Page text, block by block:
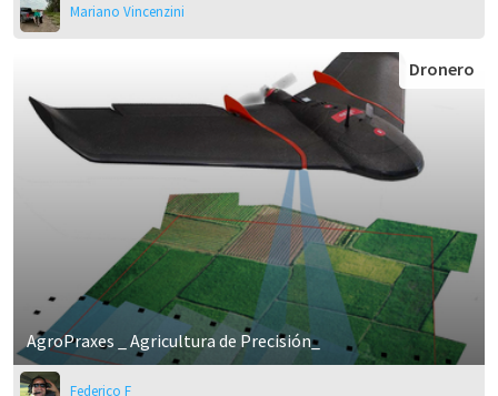
Mariano Vincenzini
AgroPraxes _ Agricultura de Precisión_
Dronero
Federico F